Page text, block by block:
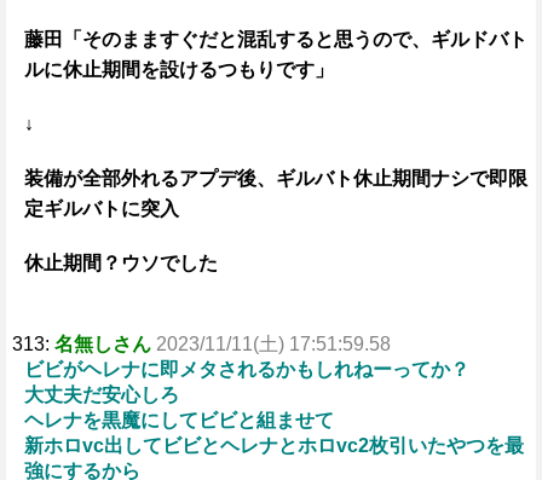
藤田「そのまますぐだと混乱すると思うので、ギルドバト
ルに休止期間を設けるつもりです」
↓
装備が全部外れるアプデ後、ギルバト休止期間ナシで即限
定ギルバトに突入
休止期間？ウソでした
313: 名無しさん 2023/11/11(土) 17:51:59.58
ビビがヘレナに即メタされるかもしれねーってか？
大丈夫だ安心しろ
ヘレナを黒魔にしてビビと組ませて
新ホロvc出してビビとヘレナとホロvc2枚引いたやつを最
強にするから